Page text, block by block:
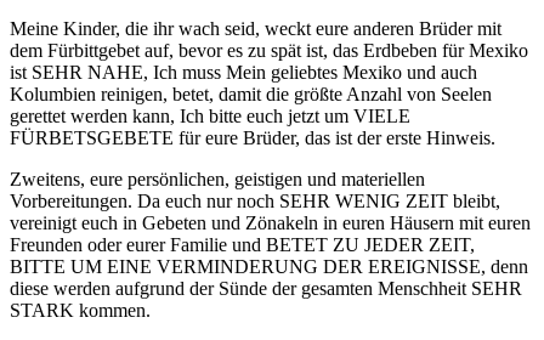
Meine Kinder, die ihr wach seid, weckt eure anderen Brüder mit
dem Fürbittgebet auf, bevor es zu spät ist, das Erdbeben für Mexiko
ist SEHR NAHE, Ich muss Mein geliebtes Mexiko und auch
Kolumbien reinigen, betet, damit die größte Anzahl von Seelen
gerettet werden kann, Ich bitte euch jetzt um VIELE
FÜRBETSGEBETE für eure Brüder, das ist der erste Hinweis.
Zweitens, eure persönlichen, geistigen und materiellen
Vorbereitungen. Da euch nur noch SEHR WENIG ZEIT bleibt,
vereinigt euch in Gebeten und Zönakeln in euren Häusern mit euren
Freunden oder eurer Familie und BETET ZU JEDER ZEIT,
BITTE UM EINE VERMINDERUNG DER EREIGNISSE, denn
diese werden aufgrund der Sünde der gesamten Menschheit SEHR
STARK kommen.